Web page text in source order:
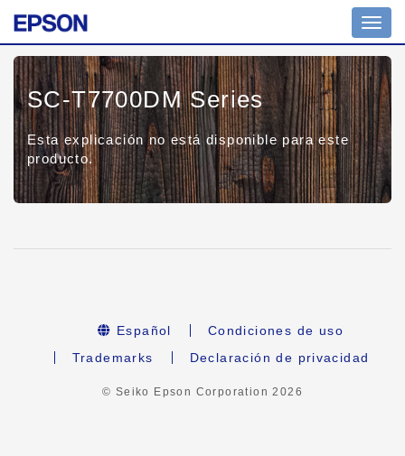
SC-T7700DM Series
Esta explicación no está disponible para este
producto.
Español
Condiciones de uso
Trademarks
Declaración de privacidad
© Seiko Epson Corporation2026